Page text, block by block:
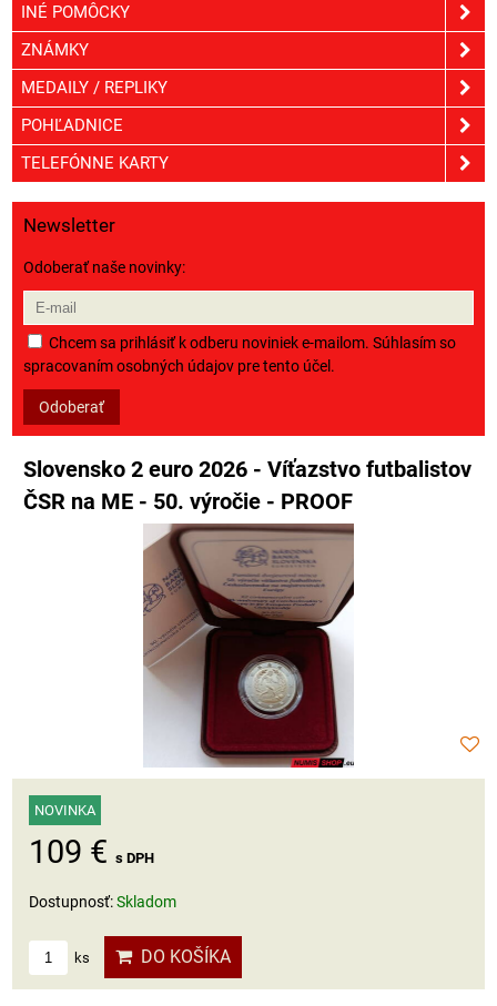
INÉ POMÔCKY
ZNÁMKY
MEDAILY / REPLIKY
POHĽADNICE
TELEFÓNNE KARTY
Newsletter
Odoberať naše novinky:
Chcem sa prihlásiť k odberu noviniek e-mailom. Súhlasím so
spracovaním osobných údajov pre tento účel.
Odoberať
Slovensko 2 euro 2026 - Víťazstvo futbalistov
ČSR na ME - 50. výročie - PROOF
NOVINKA
109 € s DPH
Dostupnosť:Skladom
ks DO KOŠÍKA